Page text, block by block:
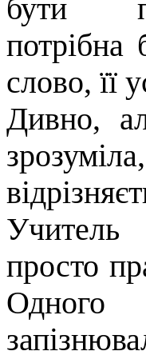
бути
потрiбна
слово, її
Дивно,
просто